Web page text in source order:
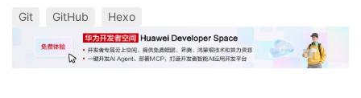
Git GitHub Hexo